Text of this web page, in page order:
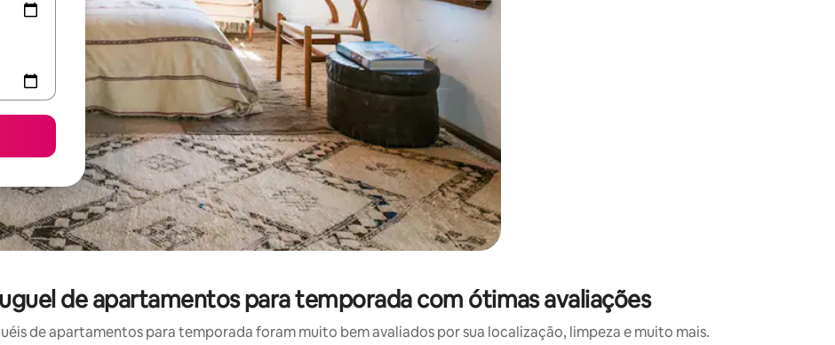
de apartamentos para temporada com ótimas avaliações
de apartamentos para temporada foram muito bem avaliados por sua localização, limpeza e muito mais.